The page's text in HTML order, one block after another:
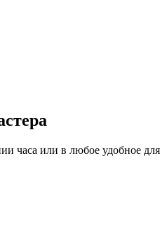
часа или в любое удобное для